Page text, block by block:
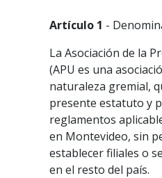
Artículo 1 -
La Asociación de la
(APU es una
naturaleza gremial,
presente estatuto y
reglamentos
en Montevideo, sin
establecer filiales o
en el resto del país.